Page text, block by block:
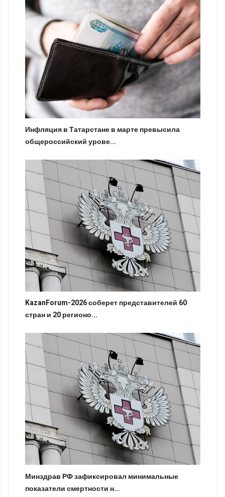
Инфляция в Татарстане в марте превысила
общероссийский урове...
KazanForum-2026 соберет представителей 60
стран и 20 регионо...
Минздрав РФ зафиксировал минимальные
показатели смертности н...